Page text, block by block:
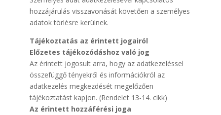
hozzájárulás visszavonását követően a személyes
adatok törlésre kerülnek.
Tájékoztatás az érintett jogairól
Előzetes tájékozódáshoz való jog
Az érintett jogosult arra, hogy az adatkezeléssel
összefüggő tényekről és információkról az
adatkezelés megkezdését megelőzően
tájékoztatást kapjon. (Rendelet 13-14. cikk)
Az érintett hozzáférési joga